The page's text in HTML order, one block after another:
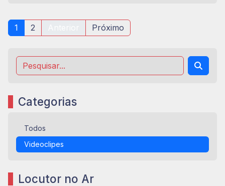
1 2 Próximo
Categorias
Todos
Videoclipes
Locutor no Ar